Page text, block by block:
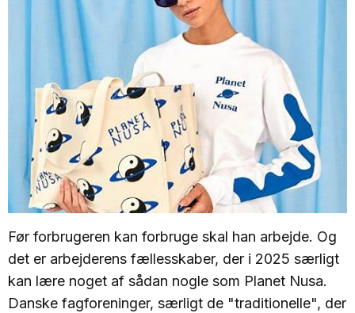
Før forbrugeren kan forbruge skal han arbejde. Og
det er arbejderens fællesskaber, der i 2025 særligt
kan lære noget af sådan nogle som Planet Nusa.
Danske fagforeninger, særligt de "traditionelle", der